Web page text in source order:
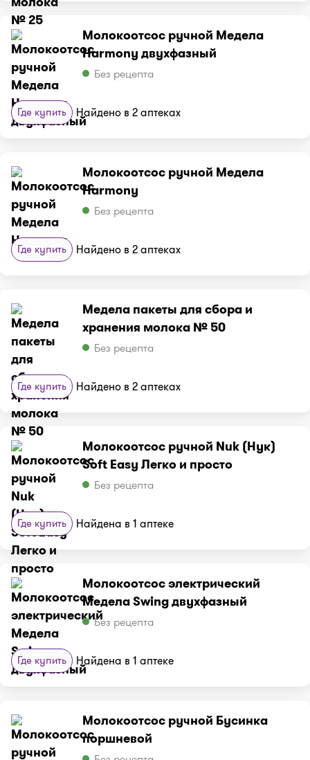
Молокоотсос ручной Медела
Harmony двухфазный
Без рецепта
Где купить Найдено в 2 аптеках
Молокоотсос ручной Медела
Harmony
Без рецепта
Где купить Найдено в 2 аптеках
Медела пакеты для сбора и
хранения молока № 50
Без рецепта
Где купить Найдено в 2 аптеках
Молокоотсос ручной Nuk (Нук)
Soft Easy Легко и просто
Без рецепта
Где купить Найдена в 1 аптеке
Молокоотсос электрический
Медела Swing двухфазный
Без рецепта
Где купить Найдена в 1 аптеке
Молокоотсос ручной Бусинка
поршневой